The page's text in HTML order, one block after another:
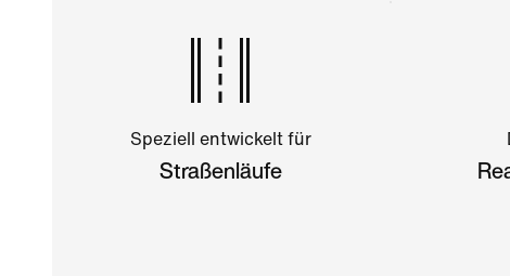
Speziell entwickelt für
Straßenläufe